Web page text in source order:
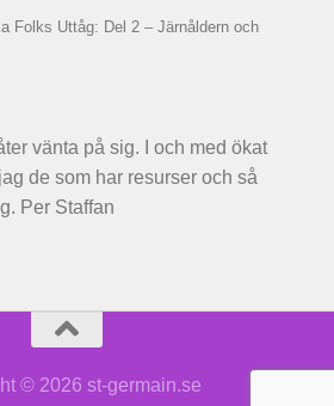
Folks Uttåg: Del 2 – Järnåldern och
vänta på sig. I och med ökat
de som har resurser och så
Per Staffan
© 2026 st-germain.se